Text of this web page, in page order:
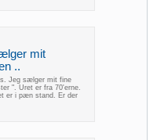
mit
..
Jeg sælger mit fine
". Uret er fra 70'erne.
er i pæn stand. Er der